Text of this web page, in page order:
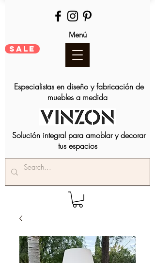
Menú
SALE
Especialistas en diseño y fabricación de
muebles a medida
Solución integral para amoblar y decorar
tus espacios